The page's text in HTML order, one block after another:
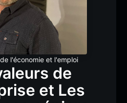
l'économie et l'emploi
de
et Les